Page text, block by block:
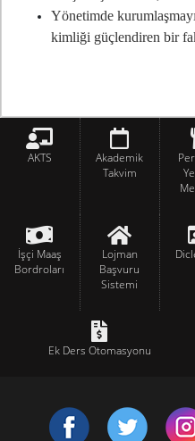
Yönetimde
kimliği güçlendiren bir
AKTS
Akademik
Takvim
İşçi Maaş
Bordroları
Lojman
Başvuru
Sistemi
Ek Ders Otomasyonu